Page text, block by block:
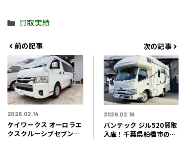
カ
ゴ
リ
ー
買取実績
前の記事
2026.02.14
ケイワークス オーロラエ
クスクルーシブセブンス
次の記事
2026.02.16
バンテック ジル520買取
入庫！千葉県船橋市のお